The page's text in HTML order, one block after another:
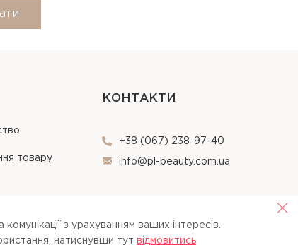
товару
КОНТАКТИ
+38 (067) 238-97-40
info@pl-beauty.com.ua
з урахуванням ваших інтересів.
натиснувши тут вiдмовитись